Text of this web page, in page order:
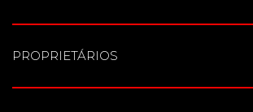
PROPRIETÁRIOS